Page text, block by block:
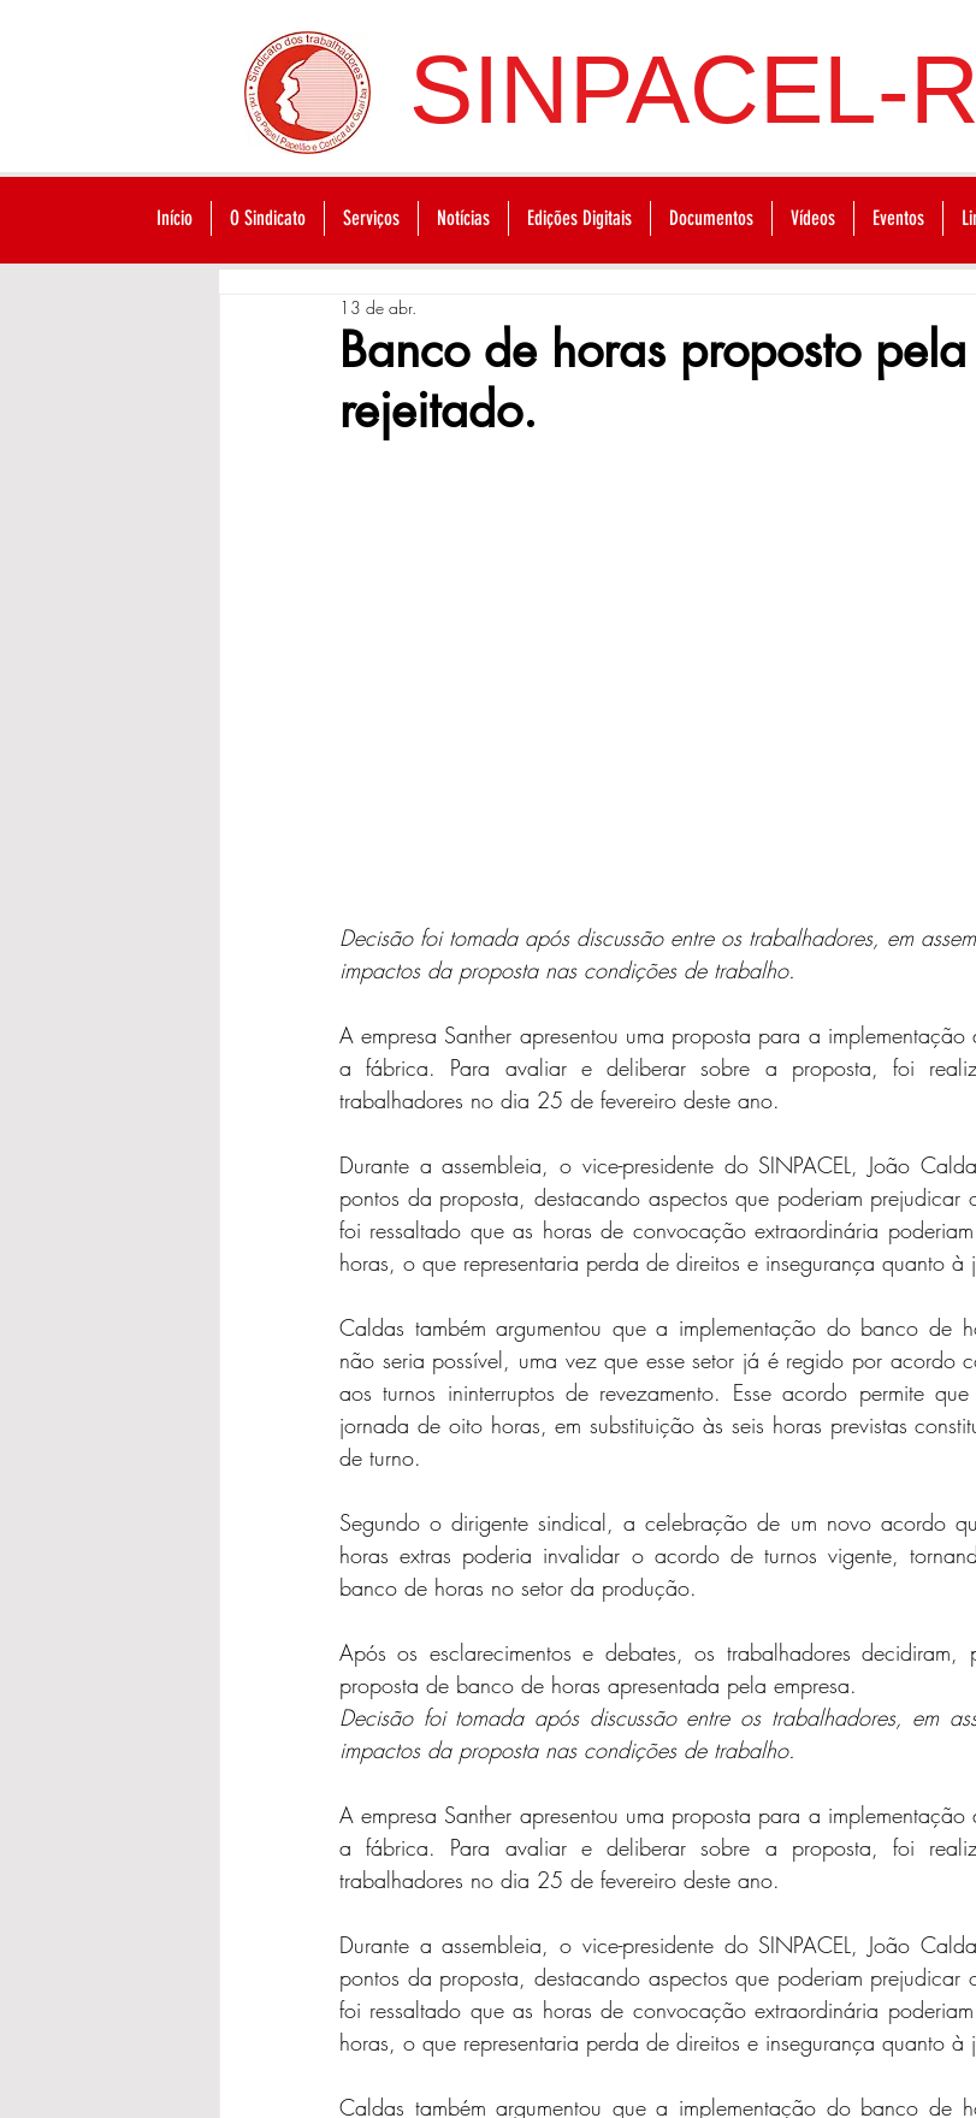
SINPACEL-
Início O Sindicato Serviços Notícias Edições Digitais Documentos Vídeos Eventos
Banco de horas proposto
rejeitado.
13 de abr.
Decisão foi tomada após discussão entre os trabalhadores, em
impactos da proposta nas condições de trabalho.
A empresa Santher apresentou uma proposta para a
a fábrica. Para avaliar e deliberar sobre a proposta, foi
trabalhadores no dia 25 de fevereiro deste ano.
Durante a assembleia, o vice-presidente do SINPACEL, João
pontos da proposta, destacando aspectos que poderiam prejudicar
foi ressaltado que as horas de convocação extraordinária
horas, o que representaria perda de direitos e insegurança quanto
Caldas também argumentou que a implementação do banco de
não seria possível, uma vez que esse setor já é regido por acordo
aos turnos ininterruptos de revezamento. Esse acordo permite
jornada de oito horas, em substituição às seis horas previstas
de turno.
Segundo o dirigente sindical, a celebração de um novo acordo
horas extras poderia invalidar o acordo de turnos vigente,
banco de horas no setor da produção.
Após os esclarecimentos e debates, os trabalhadores decidiram,
proposta de banco de horas apresentada pela empresa.
Decisão foi tomada após discussão entre os trabalhadores, em
impactos da proposta nas condições de trabalho.
A empresa Santher apresentou uma proposta para a
a fábrica. Para avaliar e deliberar sobre a proposta, foi
trabalhadores no dia 25 de fevereiro deste ano.
Durante a assembleia, o vice-presidente do SINPACEL, João
pontos da proposta, destacando aspectos que poderiam prejudicar
foi ressaltado que as horas de convocação extraordinária
horas, o que representaria perda de direitos e insegurança quanto
Caldas também argumentou que a implementação do banco de